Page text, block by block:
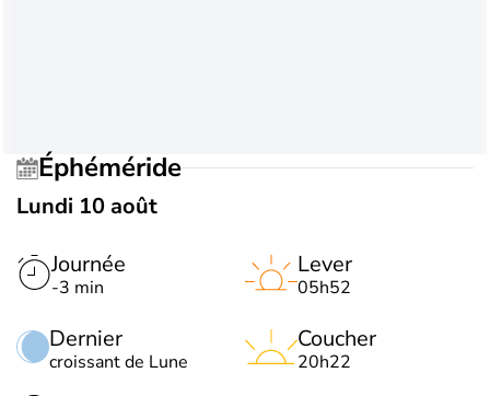
Éphéméride
Lundi 10 août
Journée
-3 min
Dernier
croissant de Lune
Lever
05h52
Coucher
20h22